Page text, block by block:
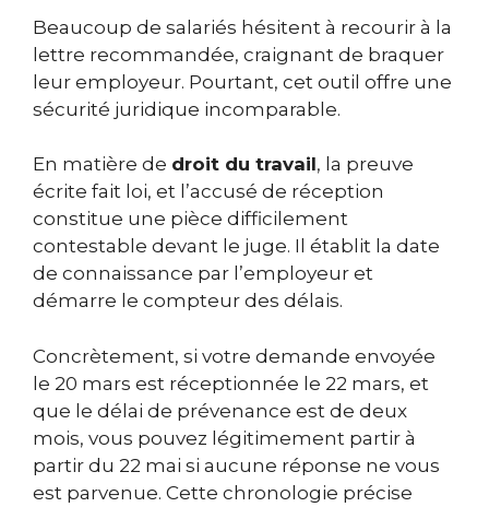
Beaucoup de salariés hésitent à recourir à la
lettre recommandée, craignant de braquer
leur employeur. Pourtant, cet outil offre une
sécurité juridique incomparable.
En matière de droit du travail, la preuve
écrite fait loi, et l’accusé de réception
constitue une pièce difficilement
contestable devant le juge. Il établit la date
de connaissance par l’employeur et
démarre le compteur des délais.
Concrètement, si votre demande envoyée
le 20 mars est réceptionnée le 22 mars, et
que le délai de prévenance est de deux
mois, vous pouvez légitimement partir à
partir du 22 mai si aucune réponse ne vous
est parvenue. Cette chronologie précise